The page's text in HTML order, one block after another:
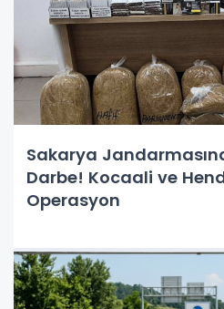
Sakarya
Darbe! Kocaali ve
Operasyon